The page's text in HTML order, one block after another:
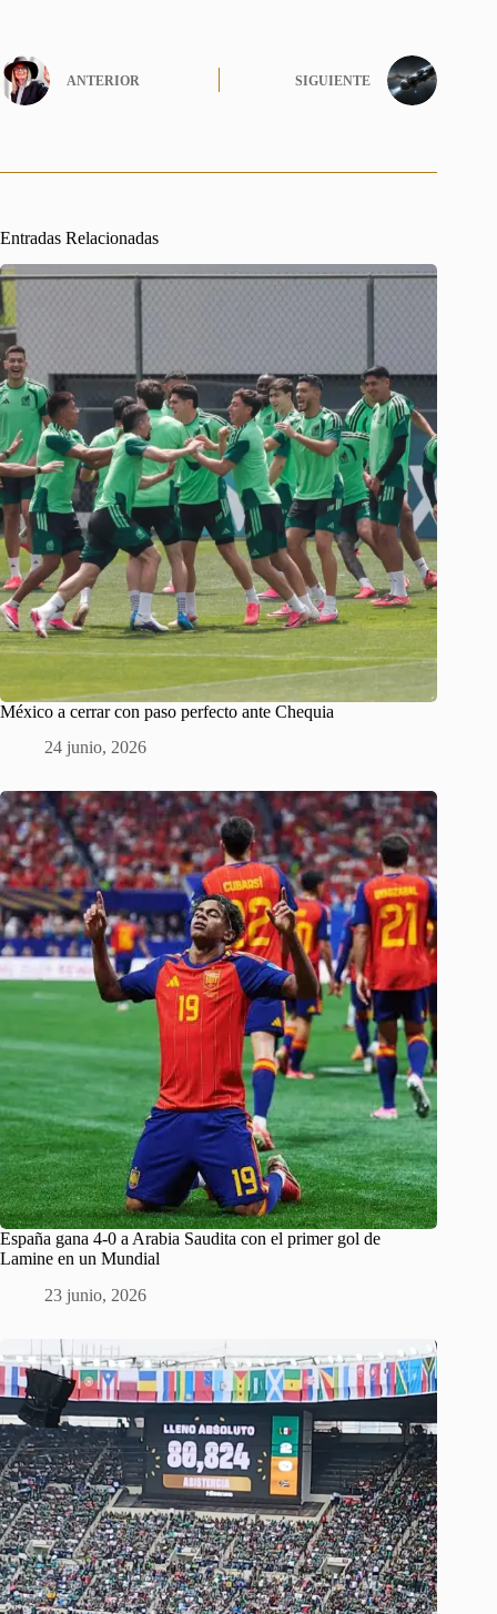
ANTERIOR SIGUIENTE
Entradas Relacionadas
México a cerrar con paso perfecto ante Chequia
24 junio, 2026
España gana 4-0 a Arabia Saudita con el primer gol de
Lamine en un Mundial
23 junio, 2026